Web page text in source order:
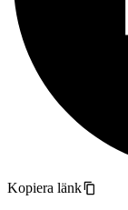
Kopiera länk